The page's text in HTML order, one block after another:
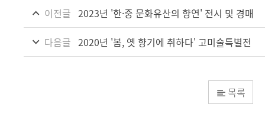
이전글 2023년 '한·중 문화유산의 향연' 전시 및 경매
다음글 2020년 '봄, 옛 향기에 취하다' 고미술특별전
목록